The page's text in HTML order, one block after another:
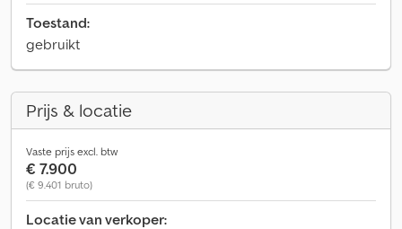
Toestand:
gebruikt
Prijs & locatie
Vaste prijs excl. btw
€ 7.900
(€ 9.401 bruto)
Locatie van verkoper: